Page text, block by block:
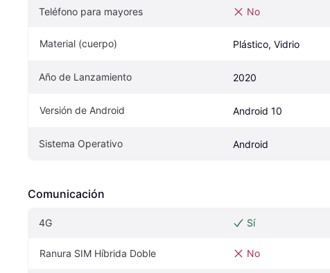
Teléfono para mayores No
Material (cuerpo) Plástico, Vidrio
Año de Lanzamiento 2020
Versión de Android Android 10
Sistema Operativo Android
Comunicación
4G Sí
Ranura SIM Híbrida Doble No